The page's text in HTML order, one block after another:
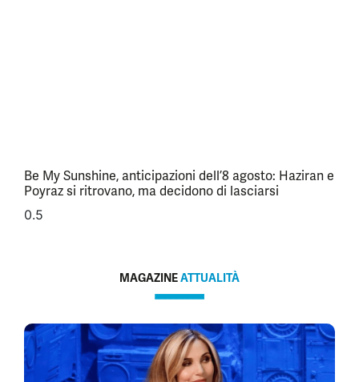
Be My Sunshine, anticipazioni dell’8 agosto: Haziran e
Poyraz si ritrovano, ma decidono di lasciarsi
MAGAZINEATTUALITÀ